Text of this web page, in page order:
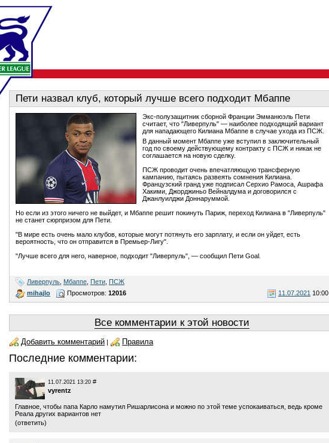
Пети назвал клуб, который лучше всего подходит Мбаппе
Экс-полузащитник сборной Франции Эмманюэль Пети
считает, что "Ливерпуль" — наиболее подходящий вариант
для нападающего Килиана Мбаппе в случае ухода из ПСЖ.
В данный момент Мбаппе уже вступил в заключительный
год по своему действующему контракту с ПСЖ и никак не
соглашается на новую сделку.
ПСЖ проводит очень впечатляющую трансферную
кампанию, пытаясь развеять сомнения Килиана.
Французский гранд уже подписал Серхио Рамоса, Ашрафа
Хакими, Джорджиньо Вейналдума и договорился с
Джанлуилджи Доннаруммой.
Но если из этого ничего не выйдет, и Мбаппе решит покинуть Париж, переход Килиана в "Ливерпуль"
не станет сюрпризом для Пети.
"В мире есть очень мало клубов, которые могут потянуть его зарплату, и если он уйдет, есть
вероятность, что он отправится в Премьер-Лигу".
"Лучше всего для него, наверное, подходит "Ливерпуль", — сообщил Пети Goal.
Ливерпуль Мбаппе Пети ПСЖ
mihajlo
11.07.2021 10:00
Просмотров: 12016
Все комментарии к этой новости
Добавить комментарий | Правила
Последние комментарии:
11.07.2021 13:20 #
vyrentz
Главное, чтобы папа Карло намутил Ришарлисона и можно по этой теме успокаиваться, ведь кроме
Реала других вариантов нет
(ответить)